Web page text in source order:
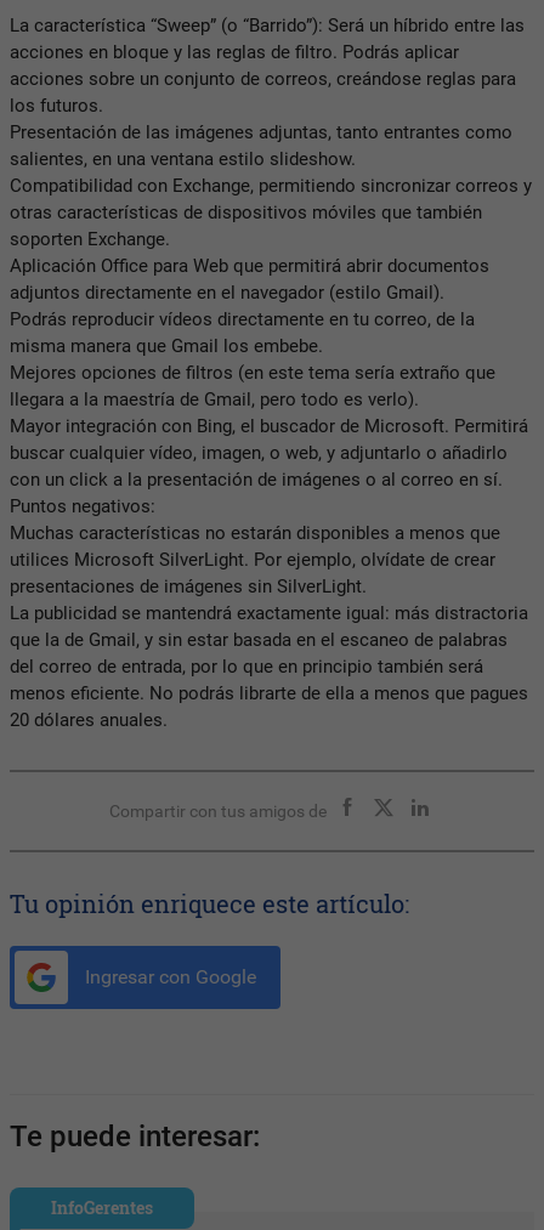
La característica “Sweep” (o “Barrido”): Será un híbrido entre las
acciones en bloque y las reglas de filtro. Podrás aplicar
acciones sobre un conjunto de correos, creándose reglas para
los futuros.
Presentación de las imágenes adjuntas, tanto entrantes como
salientes, en una ventana estilo slideshow.
Compatibilidad con Exchange, permitiendo sincronizar correos y
otras características de dispositivos móviles que también
soporten Exchange.
Aplicación Office para Web que permitirá abrir documentos
adjuntos directamente en el navegador (estilo Gmail).
Podrás reproducir vídeos directamente en tu correo, de la
misma manera que Gmail los embebe.
Mejores opciones de filtros (en este tema sería extraño que
llegara a la maestría de Gmail, pero todo es verlo).
Mayor integración con Bing, el buscador de Microsoft. Permitirá
buscar cualquier vídeo, imagen, o web, y adjuntarlo o añadirlo
con un click a la presentación de imágenes o al correo en sí.
Puntos negativos:
Muchas características no estarán disponibles a menos que
utilices Microsoft SilverLight. Por ejemplo, olvídate de crear
presentaciones de imágenes sin SilverLight.
La publicidad se mantendrá exactamente igual: más distractoria
que la de Gmail, y sin estar basada en el escaneo de palabras
del correo de entrada, por lo que en principio también será
menos eficiente. No podrás librarte de ella a menos que pagues
20 dólares anuales.
Compartir con tus amigos de
Tu opinión enriquece este artículo:
Ingresar con Google
Te puede interesar:
InfoGerentes